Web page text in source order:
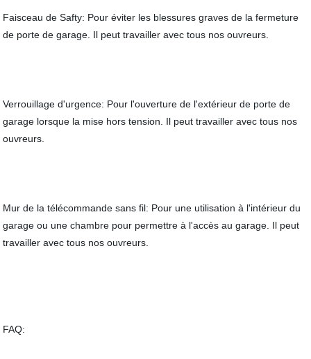
Faisceau de Safty: Pour éviter les blessures graves de la fermeture
de porte de garage. Il peut travailler avec tous nos ouvreurs.
Verrouillage d'urgence: Pour l'ouverture de l'extérieur de porte de
garage lorsque la mise hors tension. Il peut travailler avec tous nos
ouvreurs.
Mur de la télécommande sans fil: Pour une utilisation à l'intérieur du
garage ou une chambre pour permettre à l'accès au garage. Il peut
travailler avec tous nos ouvreurs.
FAQ: